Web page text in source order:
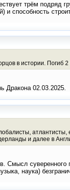
трём подряд
и способность
в истории. Погиб
Дракона 02.03.2025.
и далее в
суверенного
наука)